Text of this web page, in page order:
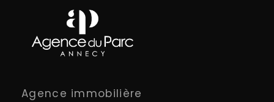
Agence immobilière